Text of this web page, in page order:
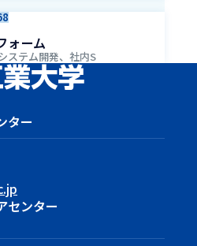
ォーム
ステム開発、社内S
ター
センター